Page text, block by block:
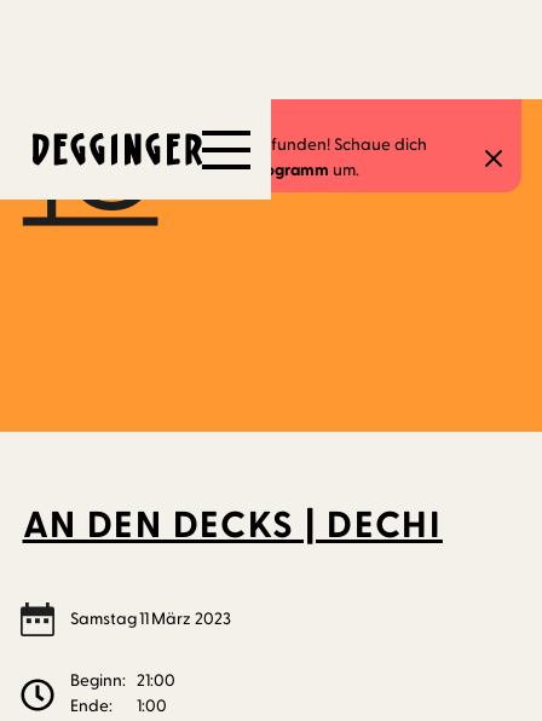
Dieses Event hat schon stattgefunden! Schaue dich
gerne in unseremaktuellen Programm um.
11.3.2023
AN DEN DECKS | DECHI
Samstag11März 2023
Beginn: 21:00
Ende:
1:00